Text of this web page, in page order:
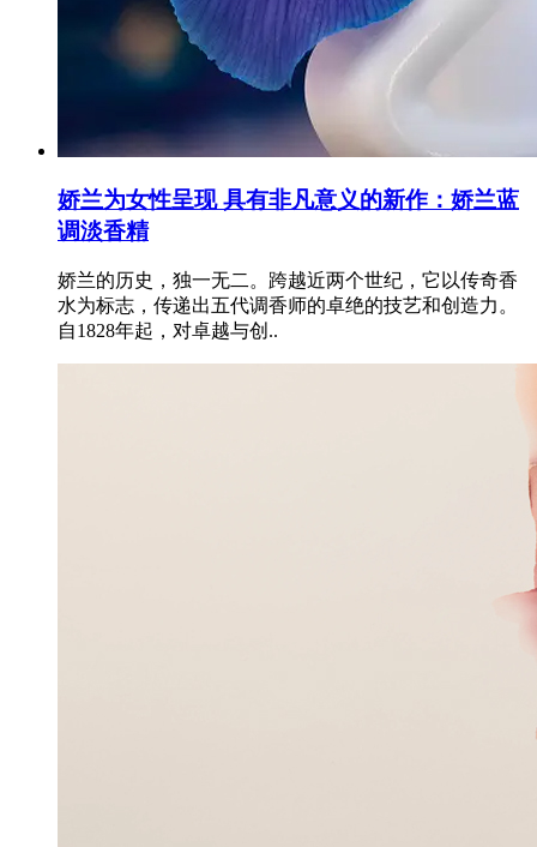
娇兰为女性呈现 具有非凡意义的新作：娇兰蓝
调淡香精
娇兰的历史，独一无二。跨越近两个世纪，它以传奇香
水为标志，传递出五代调香师的卓绝的技艺和创造力。
自1828年起，对卓越与创..